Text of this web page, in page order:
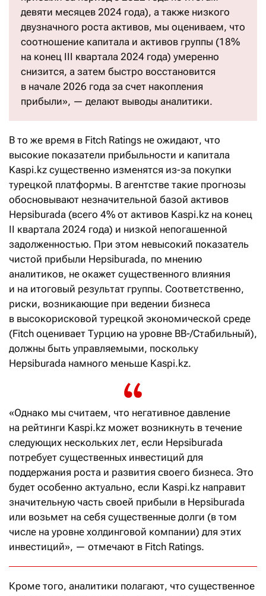
девяти месяцев 2024 года), а также низкого
двузначного роста активов, мы оцениваем, что
соотношение капитала и активов группы (18%
на конец III квартала 2024 года) умеренно
снизится, а затем быстро восстановится
в начале 2026 года за счет накопления
прибыли», — делают выводы аналитики.
В то же время в Fitch Ratings не ожидают, что
высокие показатели прибыльности и капитала
Kaspi.kz существенно изменятся из-за покупки
турецкой платформы. В агентстве такие прогнозы
обосновывают незначительной базой активов
Hepsiburada (всего 4% от активов Kaspi.kz на конец
II квартала 2024 года) и низкой непогашенной
задолженностью. При этом невысокий показатель
чистой прибыли Hepsiburada, по мнению
аналитиков, не окажет существенного влияния
и на итоговый результат группы. Соответственно,
риски, возникающие при ведении бизнеса
в высокорисковой турецкой экономической среде
(Fitch оценивает Турцию на уровне BB-/Стабильный),
должны быть управляемыми, поскольку
Hepsiburada намного меньше Kaspi.kz.
«Однако мы считаем, что негативное давление
на рейтинги Kaspi.kz может возникнуть в течение
следующих нескольких лет, если Hepsiburada
потребует существенных инвестиций для
поддержания роста и развития своего бизнеса. Это
будет особенно актуально, если Kaspi.kz направит
значительную часть своей прибыли в Hepsiburada
или возьмет на себя существенные долги (в том
числе на уровне холдинговой компании) для этих
инвестиций», — отмечают в Fitch Ratings.
Кроме того, аналитики полагают, что существенное